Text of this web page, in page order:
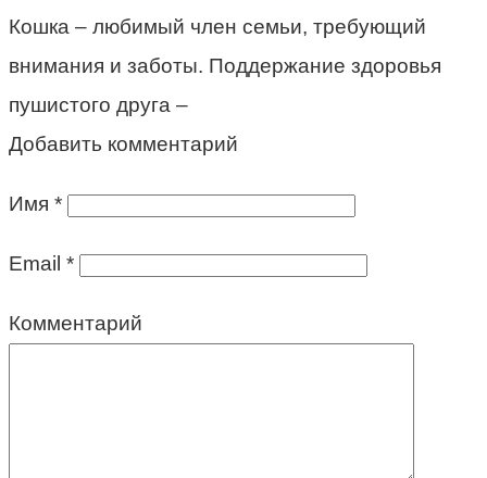
Кошка – любимый член семьи, требующий
внимания и заботы. Поддержание здоровья
пушистого друга –
Добавить комментарий
Имя *
Email *
Комментарий